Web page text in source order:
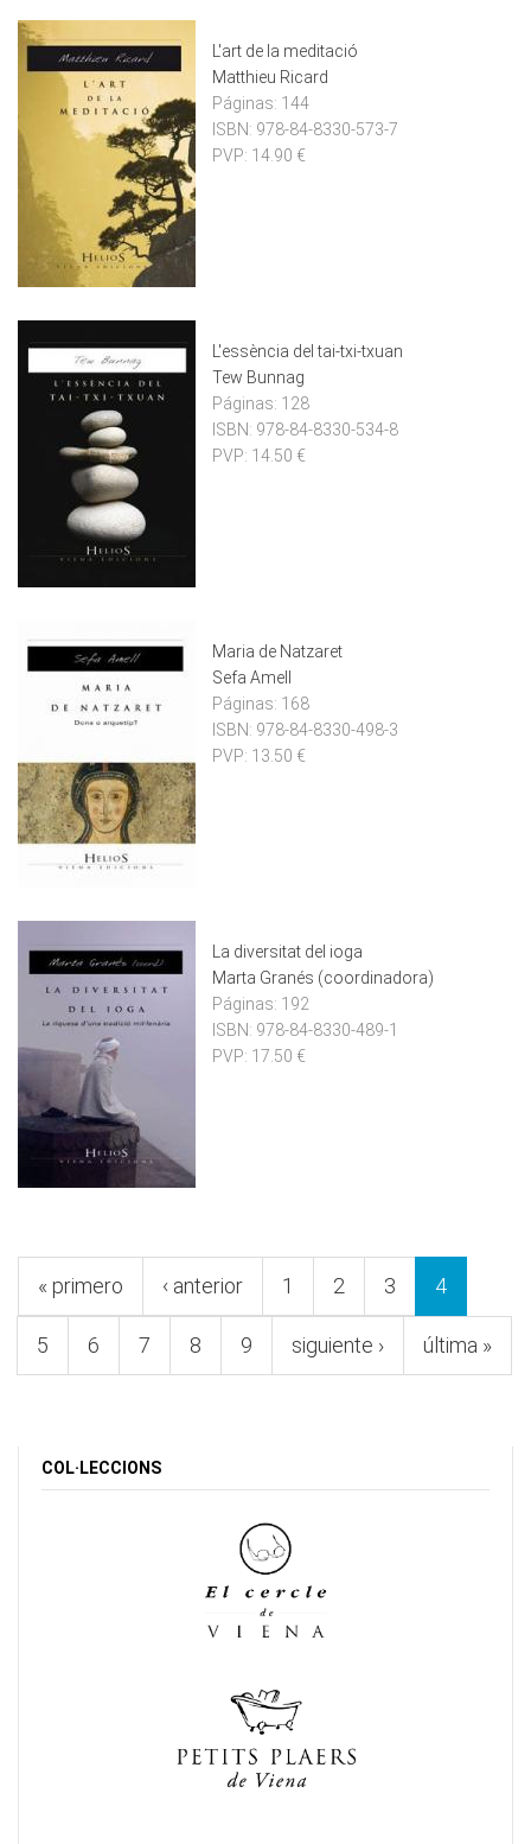
L'art de la meditació
Matthieu Ricard
Páginas: 144
ISBN: 978-84-8330-573-7
PVP: 14.90 €
L'essència del tai-txi-txuan
Tew Bunnag
Páginas: 128
ISBN: 978-84-8330-534-8
PVP: 14.50 €
Maria de Natzaret
Sefa Amell
Páginas: 168
ISBN: 978-84-8330-498-3
PVP: 13.50 €
La diversitat del ioga
Marta Granés (coordinadora)
Páginas: 192
ISBN: 978-84-8330-489-1
PVP: 17.50 €
Pàgines
« primero ‹ anterior 1 2 3 4
5 6 7 8 9 siguiente › última »
COL·LECCIONS